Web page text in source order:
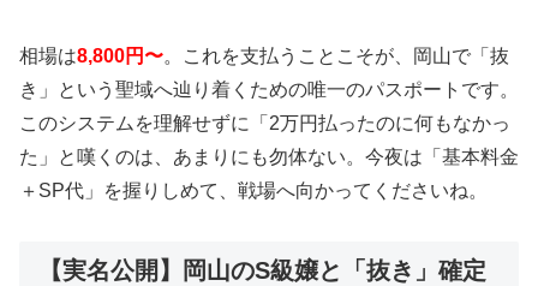
相場は8,800円〜。これを支払うことこそが、岡山で「抜
き」という聖域へ辿り着くための唯一のパスポートです。
このシステムを理解せずに「2万円払ったのに何もなかっ
た」と嘆くのは、あまりにも勿体ない。今夜は「基本料金
＋SP代」を握りしめて、戦場へ向かってくださいね。
【実名公開】岡山のS級嬢と「抜き」確定